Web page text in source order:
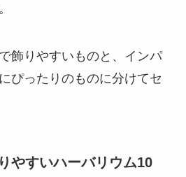
飾りやすいものと、インパ
ぴったりのものに分けてセ
やすいハーバリウム10